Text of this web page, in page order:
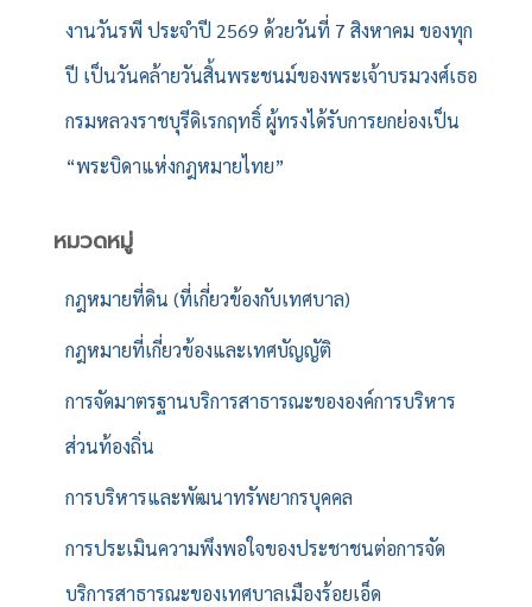
งานวันรพี ประจำปี 2569 ด้วยวันที่ 7 สิงหาคม ของทุก
ปี เป็นวันคล้ายวันสิ้นพระชนม์ของพระเจ้าบรมวงศ์เธอ
กรมหลวงราชบุรีดิเรกฤทธิ์ ผู้ทรงได้รับการยกย่องเป็น
“พระบิดาแห่งกฎหมายไทย”
หมวดหมู่
กฎหมายที่ดิน (ที่เกี่ยวข้องกับเทศบาล)
กฎหมายที่เกี่ยวข้องและเทศบัญญัติ
การจัดมาตรฐานบริการสาธารณะขององค์การบริหาร
ส่วนท้องถิ่น
การบริหารและพัฒนาทรัพยากรบุคคล
การประเมินความพึงพอใจของประชาชนต่อการจัด
บริการสาธารณะของเทศบาลเมืองร้อยเอ็ด